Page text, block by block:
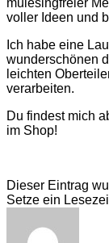
voller Ideen und
Ich habe eine
wunderschönen
leichten
verarbeiten.
Du findest mich
im Shop!
Dieser Eintrag
Setze ein